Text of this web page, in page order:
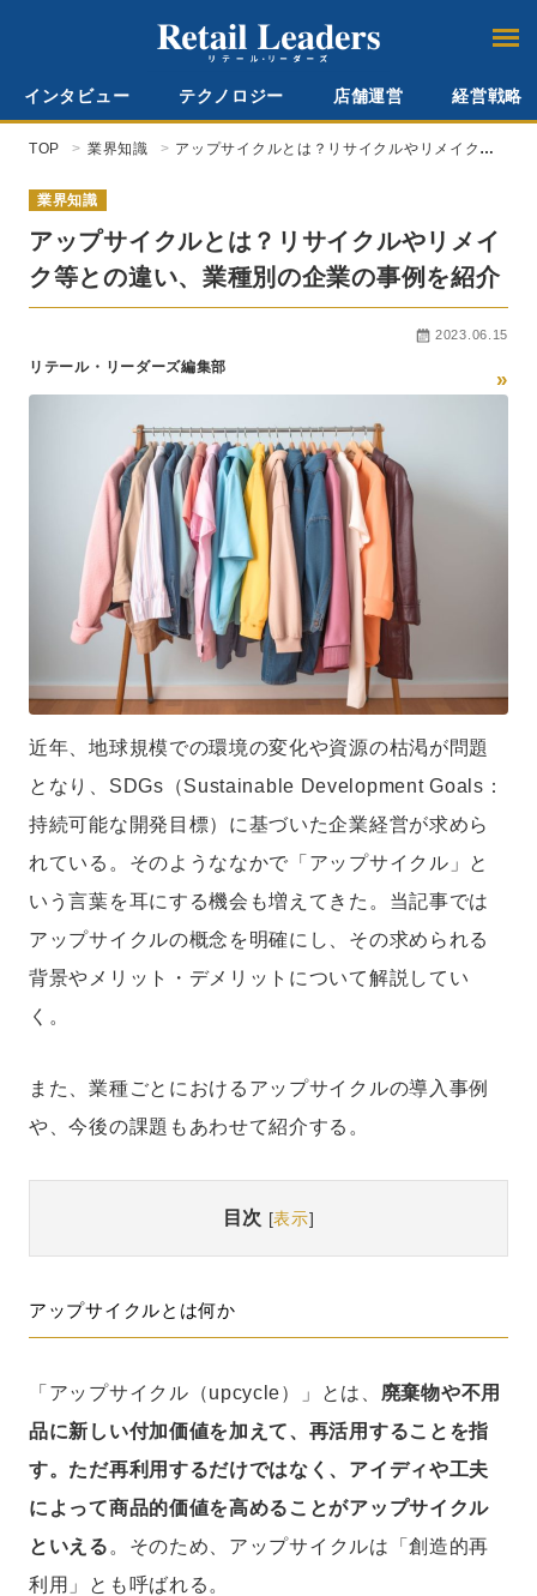
インタビュー テクノロジー 店舗運営 経営戦略
TOP 業界知識
アップサイクルとは？リサイクルやリメイク等
業界知識
アップサイクルとは？リサイクルやリメイ
ク等との違い、業種別の企業の事例を紹介
2023.06.15
リテール・リーダーズ編集部
»
近年、地球規模での環境の変化や資源の枯渇が問題
となり、SDGs（Sustainable Development Goals：
持続可能な開発目標）に基づいた企業経営が求めら
れている。そのようななかで「アップサイクル」と
いう言葉を耳にする機会も増えてきた。当記事では
アップサイクルの概念を明確にし、その求められる
背景やメリット・デメリットについて解説してい
く。
また、業種ごとにおけるアップサイクルの導入事例
や、今後の課題もあわせて紹介する。
目次 [表示]
アップサイクルとは何か
「アップサイクル（upcycle）」とは、 廃棄物や不用
品に新しい付加価値を加えて、再活用することを指
す。ただ再利用するだけではなく、アイディや工夫
によって商品的価値を高めることがアップサイクル
といえる 。そのため、アップサイクルは「創造的再
利用」とも呼ばれる。